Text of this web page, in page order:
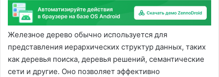
Железное дерево обычно используется для
представления иерархических структур данных, таких
как деревья поиска, деревья решений, семантические
сети и другие. Оно позволяет эффективно